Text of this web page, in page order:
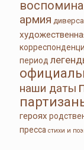
армия
период
наши даты
героях
пресса стихи и